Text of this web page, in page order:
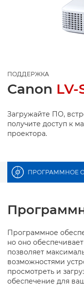
ПОДДЕРЖКА
Canon LV-
Загружайте ПО,
получите доступ к
проектора.
ПРОГРАММНОЕ
Программное
но оно
позволяет
возможностями
просмотреть и
обеспечение для